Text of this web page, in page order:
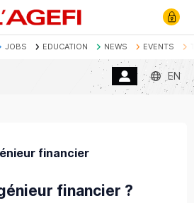
JOBS EDUCATION NEWS EVENTS
EN
financier
financier ?